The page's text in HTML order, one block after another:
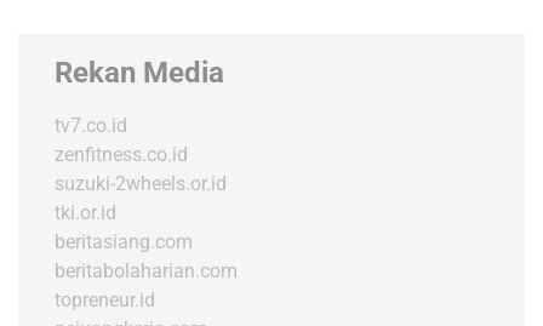
Rekan Media
tv7.co.id
zenfitness.co.id
suzuki-2wheels.or.id
tki.or.id
beritasiang.com
beritabolaharian.com
topreneur.id